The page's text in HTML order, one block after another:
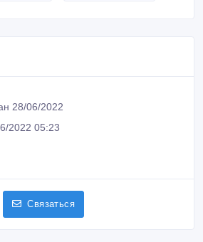
28/06/2022
2022 05:23
Связаться